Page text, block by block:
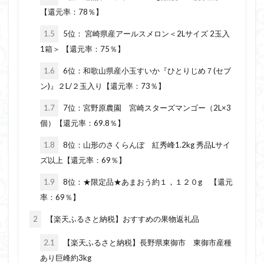
【還元率：78％】
1.5
5位： 宮崎県産アールスメロン＜2Lサイズ 2玉入
1箱＞ 【還元率：75％】
1.6
6位：和歌山県産小玉すいか『ひとりじめ７(セブ
ン)』２L/２玉入り【還元率：73％】
1.7
7位：宮野原農園 宮崎スターズマンゴー（2L×3
個）【還元率：69.8％】
1.8
8位：山形のさくらんぼ 紅秀峰1.2kg 秀品Lサイ
ズ以上【還元率：69％】
1.9
8位：★限定品★あまおう約１，１２０g 【還元
率：69％】
2 【楽天ふるさと納税】おすすめの果物返礼品
2.1
【楽天ふるさと納税】長野県東御市 東御市産種
あり巨峰約3kg